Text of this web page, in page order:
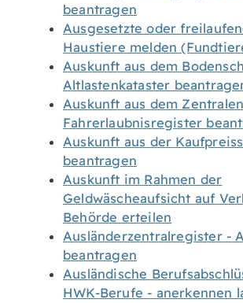
beantragen
Ausgesetzte oder
Haustiere melden
Auskunft aus dem
Altlastenkataster
Auskunft aus dem Zentralen
Fahrerlaubnisregister
Auskunft aus der
beantragen
Auskunft im Rahmen der
Geldwäscheaufsicht auf
Behörde erteilen
Ausländerzentralregister -
beantragen
Ausländische
HWK-Berufe - anerkennen